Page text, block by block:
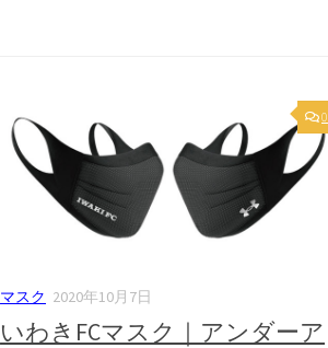
0
マスク 2020年10月7日
いわきFCマスク｜アンダーア